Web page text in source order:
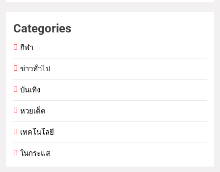
Categories
กีฬา
ข่าวทั่วไป
บันเทิง
หวยเด็ด
เทคโนโลยี
ในกระแส